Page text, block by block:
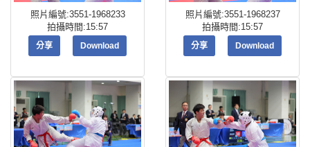
照片編號:3551-1968233
拍攝時間:15:57
分享 Download
照片編號:3551-1968237
拍攝時間:15:57
分享 Download